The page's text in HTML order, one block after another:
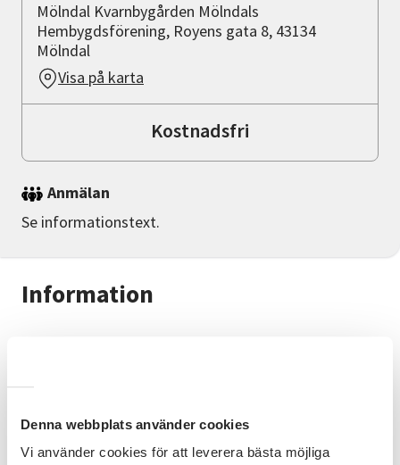
Denna webbplats använder cookies
Vi använder cookies för att leverera bästa möjliga
Information
Plats: Kvarnbygården, Mölndals Hembygdsförening,
Royens gata 8 43134 Mölndal I
Mölndal Kvarnbygården Mölndals
Hembygdsförening, Royens gata 8, 43134
Mölndal
Visa på karta
Kostnadsfri
Anmälan
Se informationstext.